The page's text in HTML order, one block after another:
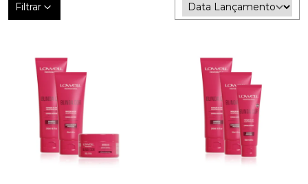
Filtrar